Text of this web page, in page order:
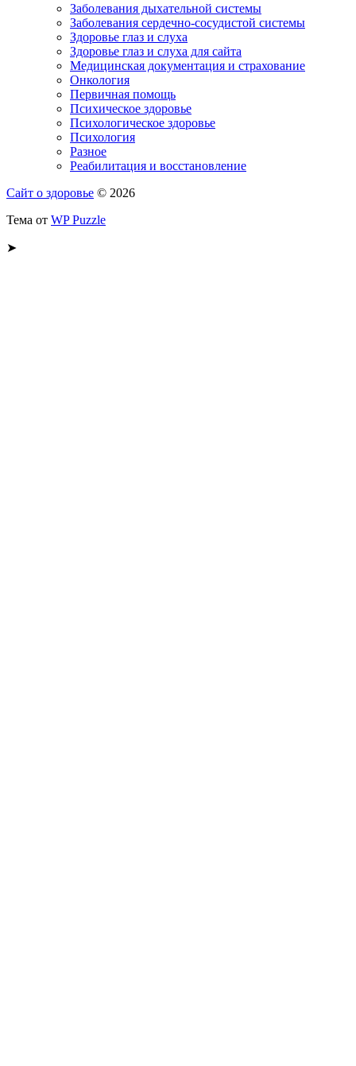
Заболевания дыхательной системы
Заболевания сердечно-сосудистой системы
Здоровье глаз и слуха
Здоровье глаз и слуха для сайта
Медицинская документация и страхование
Онкология
Первичная помощь
Психическое здоровье
Психологическое здоровье
Психология
Разное
Реабилитация и восстановление
Сайт о здоровье © 2026
Тема от WP Puzzle
➤